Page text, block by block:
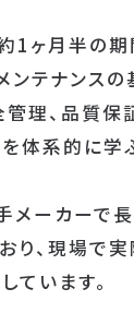
1ヶ月半の
ンテナンス
管理、品質保
体系的に学
メーカーで
り、現場で
ています。